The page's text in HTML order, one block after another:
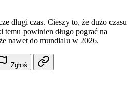
długi czas. Cieszy to, że dużo czasu
temu powinien długo pograć na
nawet do mundialu w 2026.
Zgłoś